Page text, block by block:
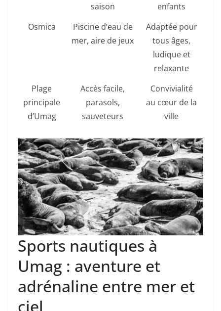
saison
enfants
Osmica
Piscine d’eau de
mer, aire de jeux
Adaptée pour
tous âges,
ludique et
relaxante
Plage
principale
d’Umag
Accès facile,
parasols,
sauveteurs
Convivialité
au cœur de la
ville
Sports nautiques à
Umag : aventure et
adrénaline entre mer et
ciel